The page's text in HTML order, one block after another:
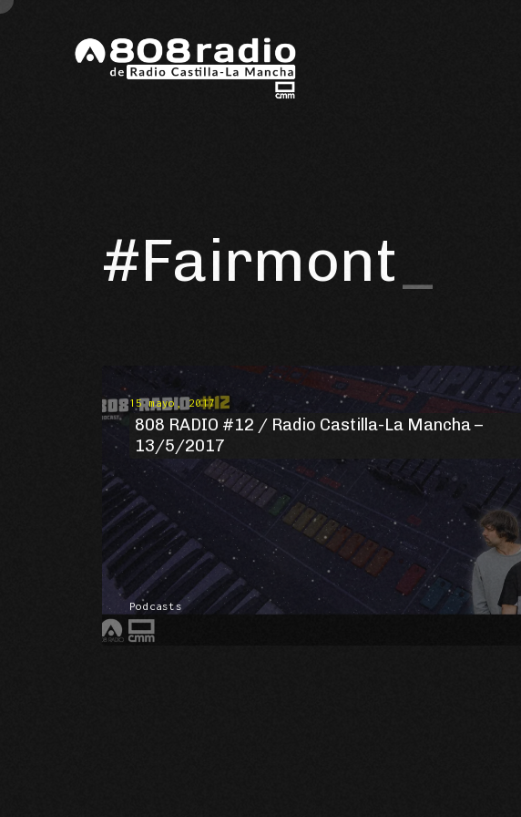
#Fairmont
15 mayo, 2017
808 RADIO #12 / Radio Castilla-La Mancha –
13/5/2017
Podcasts